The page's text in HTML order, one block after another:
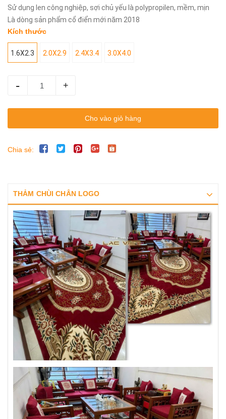
Sử dụng len công nghiệp, sợi chủ yếu là polypropilen, mềm, mịn
Là dòng sản phẩm cổ điển mới năm 2018
Kích thước
1.6X2.3 2.0X2.9 2.4X3.4 3.0X4.0
- +
Cho vào giỏ hàng
Chia sẻ:
THẢM CHÙI CHÂN LOGO